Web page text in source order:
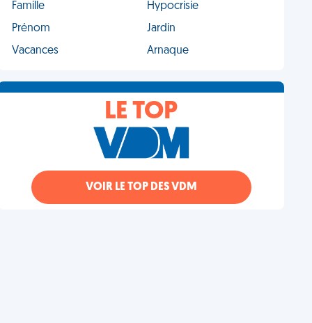
Famille
Hypocrisie
Prénom
Jardin
Vacances
Arnaque
LE TOP
VOIR LE TOP DES VDM